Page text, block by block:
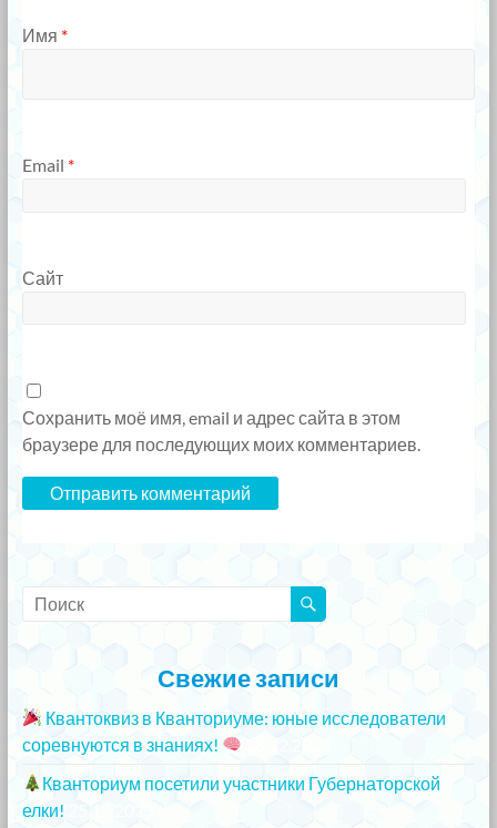
Имя *
Email *
Сайт
Сохранить моё имя, email и адрес сайта в этом
браузере для последующих моих комментариев.
Свежие записи
Квантоквиз в Кванториуме: юные исследователи
соревнуются в знаниях!
Кванториум посетили участники Губернаторской
елки!